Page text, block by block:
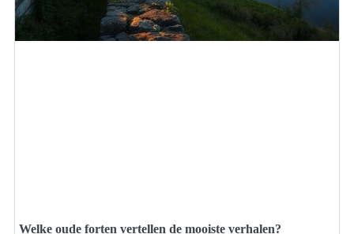
Welke oude forten vertellen de mooiste verhalen?